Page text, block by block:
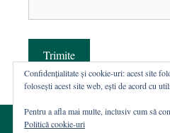
Trimite
Confidențialitate și cookie-uri: acest site
folosești acest site web, ești de acord cu
Pentru a afla mai multe, inclusiv cum să
Politică cookie-uri